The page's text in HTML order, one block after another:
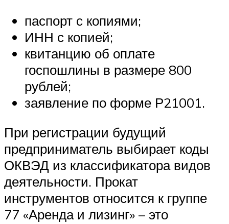
паспорт с копиями;
ИНН с копией;
квитанцию об оплате
госпошлины в размере 800
рублей;
заявление по форме Р21001.
При регистрации будущий
предприниматель выбирает коды
ОКВЭД из классификатора видов
деятельности. Прокат
инструментов относится к группе
77 «Аренда и лизинг» – это